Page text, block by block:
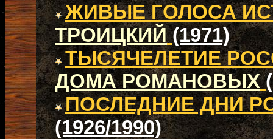
ЖИВЫЕ ГОЛОСА
ТРОИЦКИЙ (1971)
ТЫСЯЧЕЛЕТИЕ
ДОМА РОМАНОВЫХ
ПОСЛЕДНИЕ ДНИ
(1926/1990)